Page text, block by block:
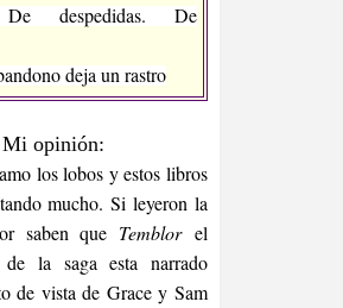
De despedidas. De
deja un rastro
Mi opinión:
los lobos y estos libros
mucho. Si leyeron la
saben que Temblorel
la saga esta narrado
de vista de Grace y Sam